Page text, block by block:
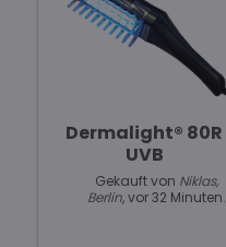
Dermalight® 80R
UVB
Gekauft von Niklas,
Berlin, vor 32 Minuten.